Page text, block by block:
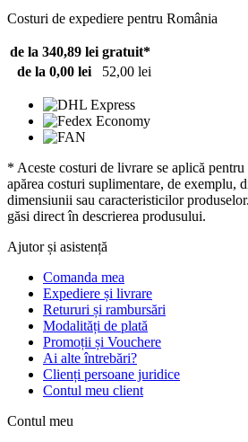
Costuri de expediere pentru România
de la 340,89 lei gratuit*
de la 0,00 lei
52,00 lei
* Aceste costuri de livrare se aplică
apărea costuri suplimentare, de exemplu,
dimensiunii sau caracteristicilor
găsi direct în descrierea produsului.
Ajutor și asistență
Comanda mea
Expediere și livrare
Retururi și rambursări
Modalități de plată
Promoții și Vouchere
Ai alte întrebări?
Clienți persoane juridice
Contul meu client
Contul meu